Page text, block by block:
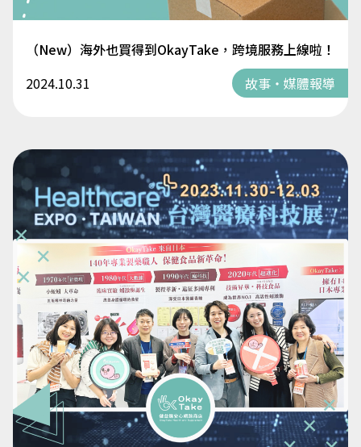
（New）海外也買得到OkayTake，跨境服務上線啦！
2024.10.31
故事・媒體報導